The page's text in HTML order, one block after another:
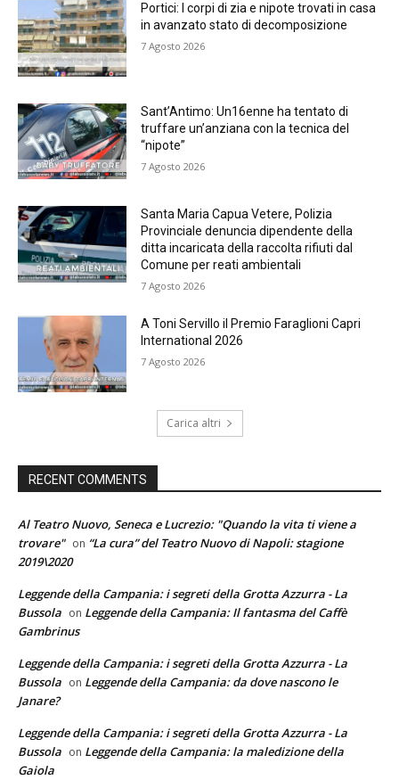
Portici: I corpi di zia e nipote trovati in casa
in avanzato stato di decomposizione
7 Agosto 2026
Sant’Antimo: Un16enne ha tentato di
truffare un’anziana con la tecnica del
“nipote”
7 Agosto 2026
Santa Maria Capua Vetere, Polizia
Provinciale denuncia dipendente della
ditta incaricata della raccolta rifiuti dal
Comune per reati ambientali
7 Agosto 2026
A Toni Servillo il Premio Faraglioni Capri
International 2026
7 Agosto 2026
Carica altri
RECENT COMMENTS
Al Teatro Nuovo, Seneca e Lucrezio: "Quando la vita ti viene a
trovare" on “La cura” del Teatro Nuovo di Napoli: stagione
2019\2020
Leggende della Campania: i segreti della Grotta Azzurra - La
Bussola on Leggende della Campania: Il fantasma del Caffè
Gambrinus
Leggende della Campania: i segreti della Grotta Azzurra - La
Bussola on Leggende della Campania: da dove nascono le
Janare?
Leggende della Campania: i segreti della Grotta Azzurra - La
Bussola on Leggende della Campania: la maledizione della
Gaiola